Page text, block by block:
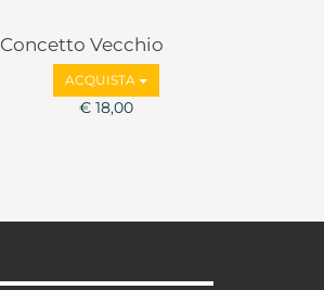
Concetto Vecchio
ACQUISTA
€ 18,00